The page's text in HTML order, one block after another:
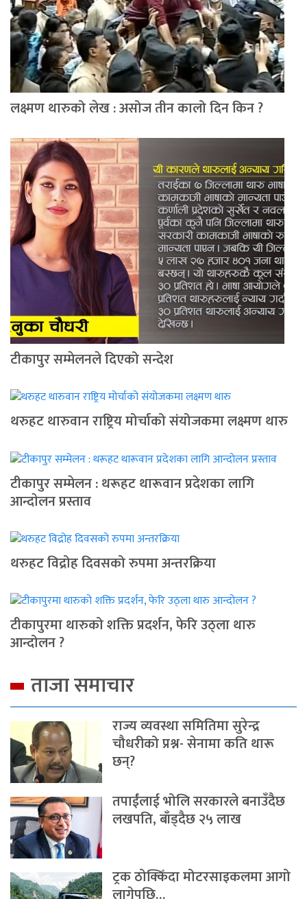
लक्ष्मण थारुको लेख : असोज तीन कालो दिन किन ?
टीकापुर सम्मेलनले दिएको सन्देश
थरुहट थारुवान राष्ट्रिय मोर्चाको संयोजकमा लक्ष्मण थारु
टीकापुर सम्मेलन : थरूहट थारूवान प्रदेशका लागि
आन्दाेलन प्रस्ताव
थरुहट विद्रोह दिवसको रुपमा अन्तरक्रिया
टीकापुरमा थारुको शक्ति प्रदर्शन, फेरि उठ्ला थारु
आन्दोलन ?
ताजा समाचार
राज्य व्यवस्था समितिमा सुरेन्द्र
चौधरीको प्रश्न- सेनामा कति थारू
छन्?
तपाईंलाई भोलि सरकारले बनाउँदैछ
लखपति, बाँड्दैछ २५ लाख
ट्रक ठोक्किँदा मोटरसाइकलमा आगो